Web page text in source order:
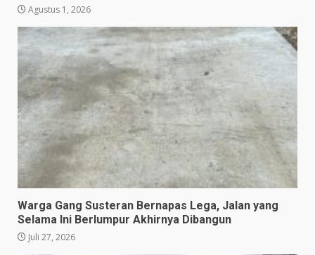
Agustus 1, 2026
Warga Gang Susteran Bernapas Lega, Jalan yang
Selama Ini Berlumpur Akhirnya Dibangun
Juli 27, 2026